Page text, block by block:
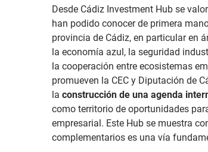
Desde Cádiz Investment Hub se
han podido conocer de primera
provincia de Cádiz, en particular en
la economía azul, la seguridad
la cooperación entre ecosistemas
promueven la CEC y Diputación de
la construcción de una agenda
como territorio de oportunidades
empresarial. Este Hub se muestra
complementarios es una vía